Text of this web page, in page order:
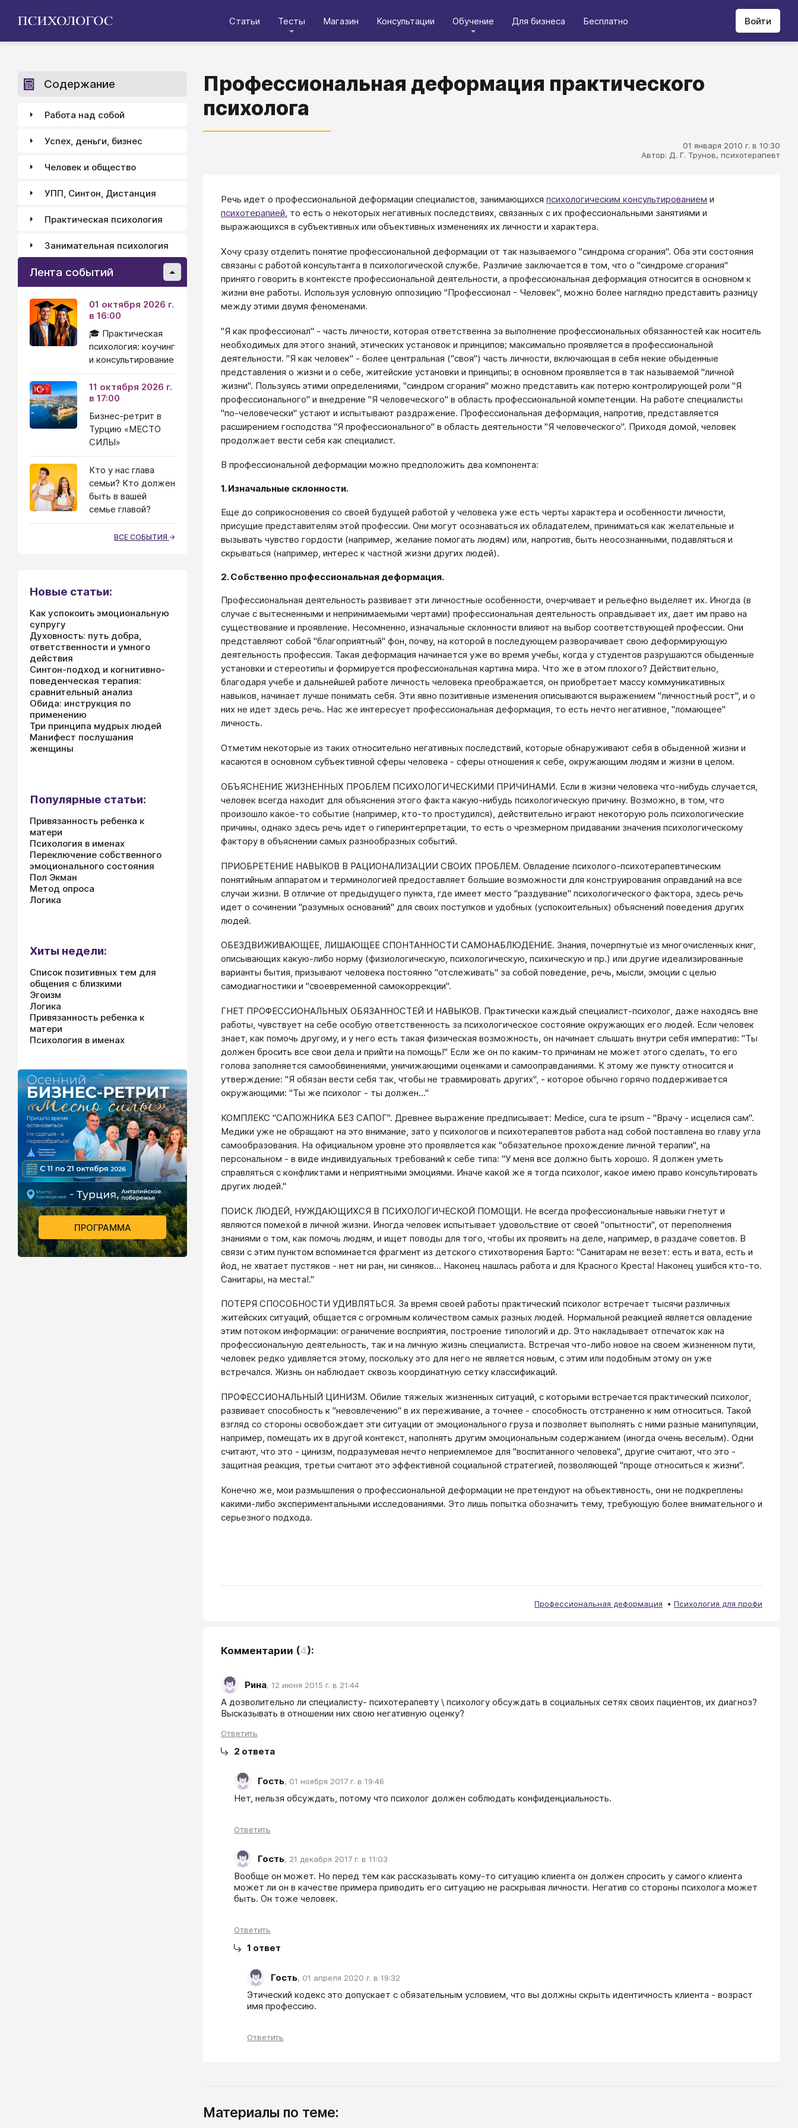
Статьи Тесты Магазин Консультации Обучение Для бизнеса Бесплатно Войти
Профессиональная деформация практического
психолога
01 января 2010 г. в 10:30
Автор: Д. Г. Трунов, психотерапевт
​​Речь идет о профессиональной деформации специалистов, занимающихся психологическим консультированием и
психотерапией​, то есть о некоторых негативных последствиях, связанных с их профессиональными занятиями и
выражающихся в субъективных или объективных изменениях их личности и характера.
Хочу сразу отделить понятие профессиональной деформации от так называемого "синдрома сгорания". Оба эти состояния
связаны с работой консультанта в психологической службе. Различие заключается в том, что о "синдроме сгорания"
принято говорить в контексте профессиональной деятельности, а профессиональная деформация относится в основном к
жизни вне работы. Используя условную оппозицию "Профессионал - Человек", можно более наглядно представить разницу
между этими двумя феноменами.
"Я как профессионал" - часть личности, которая ответственна за выполнение профессиональных обязанностей как носитель
необходимых для этого знаний, этических установок и принципов; максимально проявляется в профессиональной
деятельности. "Я как человек" - более центральная ("своя") часть личности, включающая в себя некие обыденные
представления о жизни и о себе, житейские установки и принципы; в основном проявляется в так называемой "личной
жизни". Пользуясь этими определениями, "синдром сгорания" можно представить как потерю контролирующей роли "Я
профессионального" и внедрение "Я человеческого" в область профессиональной компетенции. На работе специалисты
"по-человечески" устают и испытывают раздражение. Профессиональная деформация, напротив, представляется
расширением господства "Я профессионального" в область деятельности "Я человеческого". Приходя домой, человек
продолжает вести себя как специалист.
В профессиональной деформации можно предположить два компонента:
1. Изначальные склонности.
Еще до соприкосновения со своей будущей работой у человека уже есть черты характера и особенности личности,
присущие представителям этой профессии. Они могут осознаваться их обладателем, приниматься как желательные и
вызывать чувство гордости (например, желание помогать людям) или, напротив, быть неосознанными, подавляться и
скрываться (например, интерес к частной жизни других людей).
2. Собственно профессиональная деформация.
Профессиональная деятельность развивает эти личностные особенности, очерчивает и рельефно выделяет их. Иногда (в
случае с вытесненными и непринимаемыми чертами) профессиональная деятельность оправдывает их, дает им право на
существование и проявление. Несомненно, изначальные склонности влияют на выбор соответствующей профессии. Они
представляют собой "благоприятный" фон, почву, на которой в последующем разворачивает свою деформирующую
деятельность профессия. Такая деформация начинается уже во время учебы, когда у студентов разрушаются обыденные
установки и стереотипы и формируется профессиональная картина мира. Что же в этом плохого? Действительно,
благодаря учебе и дальнейшей работе личность человека преображается, он приобретает массу коммуникативных
навыков, начинает лучше понимать себя. Эти явно позитивные изменения описываются выражением "личностный рост", и о
них не идет здесь речь. Нас же интересует профессиональная деформация, то есть нечто негативное, "ломающее"
личность.
Отметим некоторые из таких относительно негативных последствий, которые обнаруживают себя в обыденной жизни и
касаются в основном субъективной сферы человека - сферы отношения к себе, окружающим людям и жизни в целом.
ОБЪЯСНЕНИЕ ЖИЗНЕННЫХ ПРОБЛЕМ ПСИХОЛОГИЧЕСКИМИ ПРИЧИНАМИ. Если в жизни человека что-нибудь случается,
человек всегда находит для объяснения этого факта какую-нибудь психологическую причину. Возможно, в том, что
произошло какое-то событие (например, кто-то простудился), действительно играют некоторую роль психологические
причины, однако здесь речь идет о гиперинтерпретации, то есть о чрезмерном придавании значения психологическому
фактору в объяснении самых разнообразных событий.
ПРИОБРЕТЕНИЕ НАВЫКОВ В РАЦИОНАЛИЗАЦИИ СВОИХ ПРОБЛЕМ. Овладение психолого-психотерапевтическим
понятийным аппаратом и терминологией предоставляет большие возможности для конструирования оправданий на все
случаи жизни. В отличие от предыдущего пункта, где имеет место "раздувание" психологического фактора, здесь речь
идет о сочинении "разумных оснований" для своих поступков и удобных (успокоительных) объяснений поведения других
людей.
ОБЕЗДВИЖИВАЮЩЕЕ, ЛИШАЮЩЕЕ СПОНТАННОСТИ САМОНАБЛЮДЕНИЕ. Знания, почерпнутые из многочисленных книг,
описывающих какую-либо норму (физиологическую, психологическую, психическую и пр.) или другие идеализированные
варианты бытия, призывают человека постоянно "отслеживать" за собой поведение, речь, мысли, эмоции с целью
самодиагностики и "своевременной самокоррекции".
ГНЕТ ПРОФЕССИОНАЛЬНЫХ ОБЯЗАННОСТЕЙ И НАВЫКОВ. Практически каждый специалист-психолог, даже находясь вне
работы, чувствует на себе особую ответственность за психологическое состояние окружающих его людей. Если человек
знает, как помочь другому, и у него есть такая физическая возможность, он начинает слышать внутри себя императив: "Ты
должен бросить все свои дела и прийти на помощь!" Если же он по каким-то причинам не может этого сделать, то его
голова заполняется самообвинениями, уничижающими оценками и самооправданиями. К этому же пункту относится и
утверждение: "Я обязан вести себя так, чтобы не травмировать других", - которое обычно горячо поддерживается
окружающими: "Ты же психолог - ты должен..."
КОМПЛЕКС "САПОЖНИКА БЕЗ САПОГ". Древнее выражение предписывает: Medice, cura te ipsum - "Врачу - исцелися сам".
Медики уже не обращают на это внимание, зато у психологов и психотерапевтов работа над собой поставлена во главу угла
самообразования. На официальном уровне это проявляется как "обязательное прохождение личной терапии", на
персональном - в виде индивидуальных требований к себе типа: "У меня все должно быть хорошо. Я должен уметь
справляться с конфликтами и неприятными эмоциями. Иначе какой же я тогда психолог, какое имею право консультировать
других людей."
ПОИСК ЛЮДЕЙ, НУЖДАЮЩИХСЯ В ПСИХОЛОГИЧЕСКОЙ ПОМОЩИ. Не всегда профессиональные навыки гнетут и
являются помехой в личной жизни. Иногда человек испытывает удовольствие от своей "опытности", от переполнения
знаниями о том, как помочь людям, и ищет поводы для того, чтобы их проявить на деле, например, в раздаче советов. В
связи с этим пунктом вспоминается фрагмент из детского стихотворения Барто: "Санитарам не везет: есть и вата, есть и
йод, не хватает пустяков - нет ни ран, ни синяков... Наконец нашлась работа и для Красного Креста! Наконец ушибся кто-то.
Санитары, на места!."
ПОТЕРЯ СПОСОБНОСТИ УДИВЛЯТЬСЯ. За время своей работы практический психолог встречает тысячи различных
житейских ситуаций, общается с огромным количеством самых разных людей. Нормальной реакцией является овладение
этим потоком информации: ограничение восприятия, построение типологий и др. Это накладывает отпечаток как на
профессиональную деятельность, так и на личную жизнь специалиста. Встречая что-либо новое на своем жизненном пути,
человек редко удивляется этому, поскольку это для него не является новым, с этим или подобным этому он уже
встречался. Жизнь он наблюдает сквозь координатную сетку классификаций.
ПРОФЕССИОНАЛЬНЫЙ ЦИНИЗМ. Обилие тяжелых жизненных ситуаций, с которыми встречается практический психолог,
развивает способность к "невовлечению" в их переживание, а точнее - способность отстраненно к ним относиться. Такой
взгляд со стороны освобождает эти ситуации от эмоционального груза и позволяет выполнять с ними разные манипуляции,
например, помещать их в другой контекст, наполнять другим эмоциональным содержанием (иногда очень веселым). Одни
считают, что это - цинизм, подразумевая нечто неприемлемое для "воспитанного человека", другие считают, что это -
защитная реакция, третьи считают это эффективной социальной стратегией, позволяющей "проще относиться к жизни".
Конечно же, мои размышления о профессиональной деформации не претендуют на объективность, они не подкреплены
какими-либо экспериментальными исследованиями. Это лишь попытка обозначить тему, требующую более внимательного и
серьезного подхода.
Профессиональная деформация Психология для профи
Комментарии (4):
Рина, 12 июня 2015 г. в 21:44
А дозволительно ли специалисту- психотерапевту \ психологу обсуждать в социальных сетях своих пациентов, их диагноз?
Высказывать в отношении них свою негативную оценку?
Ответить
2 ответа
Гость, 01 ноября 2017 г. в 19:46
Нет, нельзя обсуждать, потому что психолог должен соблюдать конфиденциальность.
Ответить
Гость, 21 декабря 2017 г. в 11:03
Вообще он может. Но перед тем как рассказывать кому-то ситуацию клиента он должен спросить у самого клиента
может ли он в качестве примера приводить его ситуацию не раскрывая личности. Негатив со стороны психолога может
быть. Он тоже человек.
Ответить
1 ответ
Гость, 01 апреля 2020 г. в 19:32
Этический кодекс это допускает с обязательным условием, что вы должны скрыть идентичность клиента - возраст
имя профессию.
Ответить
Материалы по теме:
Содержание
Работа над собой
Успех, деньги, бизнес
Человек и общество
УПП, Синтон, Дистанция
Практическая психология
Занимательная психология
Лента событий
01 октября 2026 г.
в 16:00
🎓 Практическая
психология: коучинг
и консультирование
11 октября 2026 г.
в 17:00
Бизнес-ретрит в
Турцию «МЕСТО
СИЛЫ»
Кто у нас глава
семьи? Кто должен
быть в вашей
семье главой?
ВСЕ СОБЫТИЯ
Новые статьи:
Как успокоить эмоциональную
супругу
Духовность: путь добра,
ответственности и умного
действия
Синтон-подход и когнитивно-
поведенческая терапия:
сравнительный анализ
Обида: инструкция по
применению
Три принципа мудрых людей
Манифест послушания
женщины
Популярные статьи:
Привязанность ребенка к
матери
Психология в именах
Переключение собственного
эмоционального состояния
Пол Экман
Метод опроса
Логика
Хиты недели:
Список позитивных тем для
общения с близкими
Эгоизм
Логика
Привязанность ребенка к
матери
Психология в именах
ПРОГРАММА